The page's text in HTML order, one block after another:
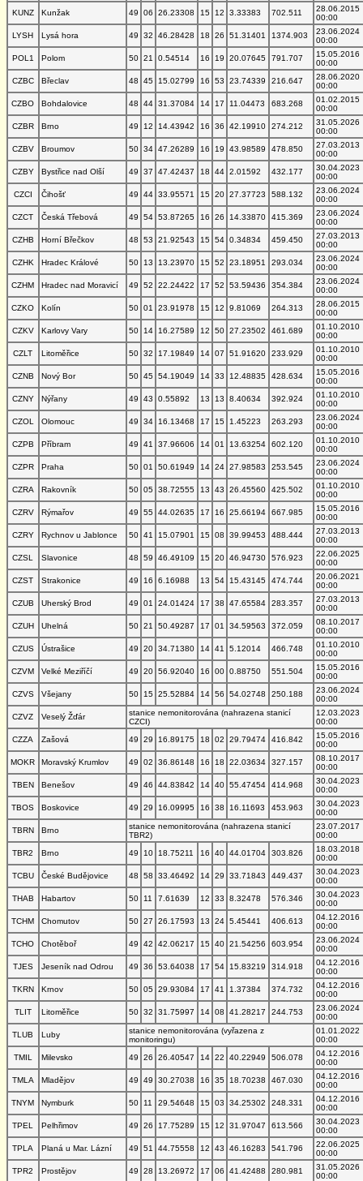
KUNZ
Kunžak 49 06 26.23308 15 12 3.33383 702.511
28.06.2015
00:00
LYSH
Lysá hora 49 32 46.28428 18 26 51.31401 1374.903
23.06.2024
00:00
POL1
Polom 50 21 0.54514 16 19 20.07645 791.707
15.05.2016
00:00
CZBC
Břeclav 48 45 15.02799 16 53 23.74339 216.647
28.06.2020
00:00
CZBO
Bohdalovice 48 44 31.37084 14 17 11.04473 683.268
01.02.2015
00:00
CZBR
Brno 49 12 14.43942 16 36 42.19910 274.212
31.05.2026
00:00
CZBV
Broumov 50 34 47.26289 16 19 43.98589 478.850
27.03.2013
00:00
CZBY
Bystřice nad Olší 49 37 47.42437 18 44 2.01592 432.177
30.04.2023
00:00
CZCI
Čihošť 49 44 33.95571 15 20 27.37723 588.132
23.06.2024
00:00
CZCT
Česká Třebová 49 54 53.87265 16 26 14.33870 415.369
23.06.2024
00:00
CZHB
Horní Břečkov 48 53 21.92543 15 54 0.34834 459.450
27.03.2013
00:00
CZHK
Hradec Králové 50 13 13.23970 15 52 23.18951 293.034
23.06.2024
00:00
CZHM
Hradec nad Moravicí 49 52 22.24422 17 52 53.59436 354.384
23.06.2024
00:00
CZKO
Kolín 50 01 23.91978 15 12 9.81069 264.313
28.06.2015
00:00
CZKV
Karlovy Vary 50 14 16.27589 12 50 27.23502 461.689
01.10.2010
00:00
CZLT
Litoměřice 50 32 17.19849 14 07 51.91620 233.929
01.10.2010
00:00
CZNB
Nový Bor 50 45 54.19049 14 33 12.48835 428.634
15.05.2016
00:00
CZNY
Nýřany 49 43 0.55892 13 13 8.40634 392.924
01.10.2010
00:00
CZOL
Olomouc 49 34 16.13468 17 15 1.45223 263.293
23.06.2024
00:00
CZPB
Příbram 49 41 37.96606 14 01 13.63254 602.120
01.10.2010
00:00
CZPR
Praha 50 01 50.61949 14 24 27.98583 253.545
23.06.2024
00:00
CZRA
Rakovník 50 05 38.72555 13 43 26.45560 425.502
01.10.2010
00:00
CZRV
Rýmařov 49 55 44.02635 17 16 25.66194 667.985
15.05.2016
00:00
CZRY
Rychnov u Jablonce 50 41 15.07901 15 08 39.99453 488.444
27.03.2013
00:00
CZSL
Slavonice 48 59 46.49109 15 20 46.94730 576.923
22.06.2025
00:00
CZST
Strakonice 49 16 6.16988 13 54 15.43145 474.744
20.06.2021
00:00
CZUB
Uherský Brod 49 01 24.01424 17 38 47.65584 283.357
27.03.2013
00:00
CZUH
Uhelná 50 21 50.49287 17 01 34.59563 372.059
08.10.2017
00:00
CZUS
Ústrašice 49 20 34.71380 14 41 5.12014 466.748
01.10.2010
00:00
CZVM
Velké Meziříčí 49 20 56.92040 16 00 0.88750 551.504
15.05.2016
00:00
CZVS
Všejany 50 15 25.52884 14 56 54.02748 250.188
23.06.2024
00:00
CZVZ
Veselý Žďár
stanice nemonitorována (nahrazena stanicí
CZCI)
12.03.2023
00:00
CZZA
Zašová 49 29 16.89175 18 02 29.79474 416.842
15.05.2016
00:00
MOKR
Moravský Krumlov 49 02 36.86148 16 18 22.03634 327.157
08.10.2017
00:00
TBEN
Benešov 49 46 44.83842 14 40 55.47454 414.968
30.04.2023
00:00
TBOS
Boskovice 49 29 16.09995 16 38 16.11693 453.963
30.04.2023
00:00
TBRN
Brno
stanice nemonitorována (nahrazena stanicí
TBR2)
23.07.2017
00:00
TBR2
Brno 49 10 18.75211 16 40 44.01704 303.826
18.03.2018
00:00
TCBU
České Budějovice 48 58 33.46492 14 29 33.71843 449.437
30.04.2023
00:00
THAB
Habartov 50 11 7.61639 12 33 8.32478 576.346
30.04.2023
00:00
TCHM
Chomutov 50 27 26.17593 13 24 5.45441 406.613
04.12.2016
00:00
TCHO
Chotěboř 49 42 42.06217 15 40 21.54256 603.954
23.06.2024
00:00
TJES
Jeseník nad Odrou 49 36 53.64038 17 54 15.83219 314.918
04.12.2016
00:00
TKRN
Krnov 50 05 29.93084 17 41 1.37384 374.732
04.12.2016
00:00
TLIT
Litoměřice 50 32 31.75997 14 08 41.28217 244.753
23.06.2024
00:00
TLUB
Luby
stanice nemonitorována (vyřazena z
monitoringu)
01.01.2022
00:00
TMIL
Milevsko 49 26 26.40547 14 22 40.22949 506.078
04.12.2016
00:00
TMLA
Mladějov 49 49 30.27038 16 35 18.70238 467.030
04.12.2016
00:00
TNYM
Nymburk 50 11 29.54648 15 03 34.25302 248.331
04.12.2016
00:00
TPEL
Pelhřimov 49 26 17.75289 15 12 31.97047 613.566
30.04.2023
00:00
TPLA
Planá u Mar. Lázní 49 51 44.75558 12 43 46.16283 541.796
22.06.2025
00:00
TPR2
Prostějov 49 28 13.26972 17 06 41.42488 280.981
31.05.2026
00:00